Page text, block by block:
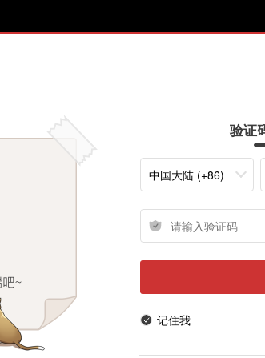
验证
中国大陆 (+86)
记住我